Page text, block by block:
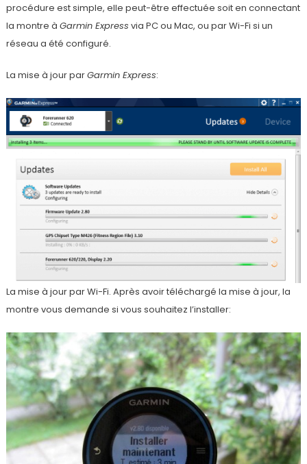
procédure est simple, elle peut-être effectuée soit en connectant
la montre à Garmin Express via PC ou Mac, ou par Wi-Fi si un
réseau a été configuré.
La mise à jour parGarmin Express:
La mise à jour par Wi-Fi. Après avoir téléchargé la mise à jour, la
montre vous demande si vous souhaitez l’installer: